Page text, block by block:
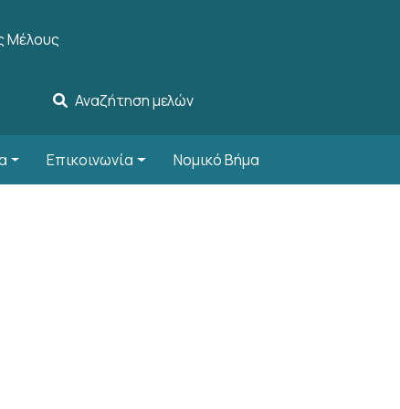
menu
Μέλους
Αναζήτηση μελών
Επικοινωνία Νομικό Βήμα